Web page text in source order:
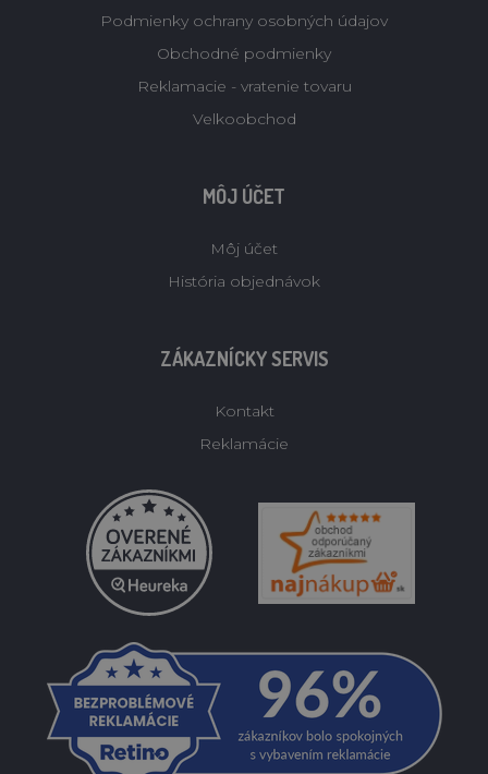
Podmienky ochrany osobných údajov
Obchodné podmienky
Reklamacie - vratenie tovaru
Velkoobchod
MÔJ ÚČET
Môj účet
História objednávok
ZÁKAZNÍCKY SERVIS
Kontakt
Reklamácie